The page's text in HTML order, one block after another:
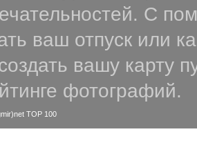
С
ваш отпуск или
вашу карту
фотографий.